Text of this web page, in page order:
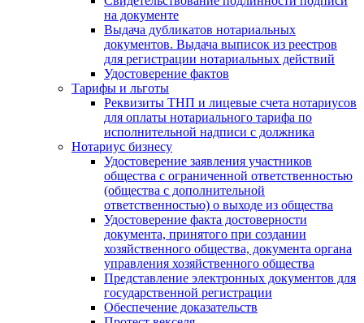
на документе
Выдача дубликатов нотариальных
документов. Выдача выписок из реестров
для регистрации нотариальных действий
Удостоверение фактов
Тарифы и льготы
Реквизиты ТНП и лицевые счета нотариусов
для оплаты нотариального тарифа по
исполнительной надписи с должника
Нотариус бизнесу
Удостоверение заявления участников
общества с ограниченной ответственностью
(общества с дополнительной
ответственностью) о выходе из общества
Удостоверение факта достоверности
документа, принятого при создании
хозяйственного общества, документа органа
управления хозяйственного общества
Представление электронных документов для
государственной регистрации
Обеспечение доказательств